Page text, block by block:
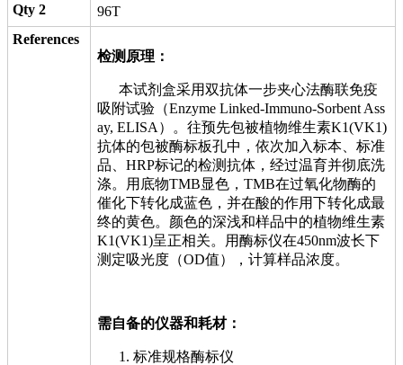
Qty 2
96T
References
检测原理：
本试剂盒采用双抗体一步夹心法酶联免疫
吸附试验（Enzyme Linked-Immuno-Sorbent Ass
ay, ELISA）。往预先包被植物维生素K1(VK1)
抗体的包被酶标板孔中，依次加入标本、标准
品、HRP标记的检测抗体，经过温育并彻底洗
涤。用底物TMB显色，TMB在过氧化物酶的
催化下转化成蓝色，并在酸的作用下转化成最
终的黄色。颜色的深浅和样品中的植物维生素
K1(VK1)呈正相关。用酶标仪在450nm波长下
测定吸光度（OD值），计算样品浓度。
需自备的仪器和耗材：
标准规格酶标仪